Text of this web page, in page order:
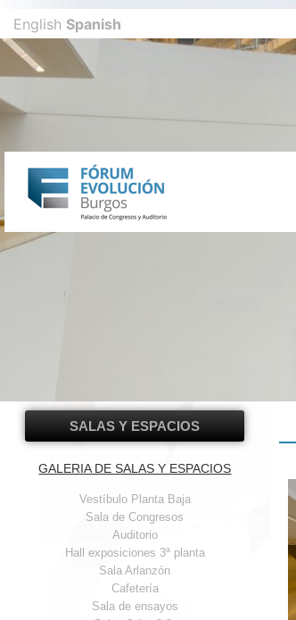
SALAS Y ESPACIOS
GALERIA DE SALAS Y ESPACIOS
Vestíbulo Planta Baja
Sala de Congresos
Auditorio
Hall exposiciones 3ª planta
Sala Arlanzón
Cafetería
Sala de ensayos
English Spanish